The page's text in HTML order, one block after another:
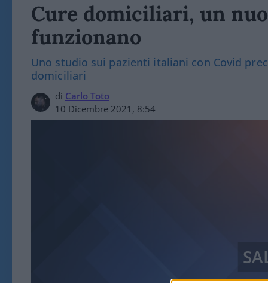
Cure domiciliari, un
funzionano
Uno studio sui pazienti italiani con Covid
domiciliari
di Carlo Toto
10 Dicembre 2021, 8:54